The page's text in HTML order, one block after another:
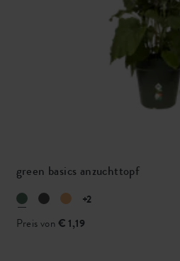
green basics anzuchttopf
+2
Preis von € 1,19